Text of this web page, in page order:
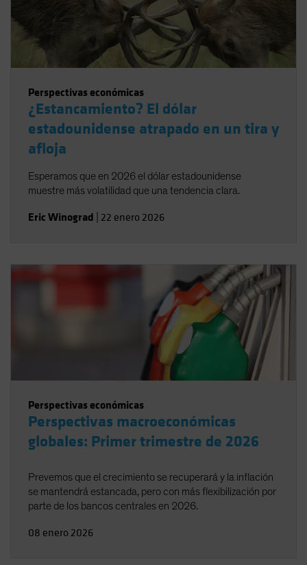
Perspectivas económicas
¿Estancamiento? El dólar
estadounidense atrapado en un tira y
afloja
Esperamos que en 2026 el dólar estadounidense
muestre más volatilidad que una tendencia clara.
Eric Winograd 22 enero 2026
Perspectivas económicas
Perspectivas macroeconómicas
globales: Primer trimestre de 2026
Prevemos que el crecimiento se recuperará y la inflación
se mantendrá estancada, pero con más flexibilización por
parte de los bancos centrales en 2026.
08 enero 2026